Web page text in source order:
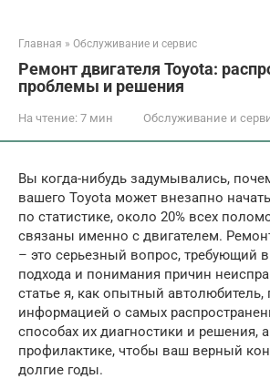
Главная » Обслуживание и сервис
Ремонт двигателя Toyota:
проблемы и решения
На чтение: 7 мин Обслуживание и
Вы когда-нибудь задумывались,
вашего Toyota может внезапно
по статистике, около 20% всех
связаны именно с двигателем.
– это серьезный вопрос, требующий
подхода и понимания причин
статье я, как опытный
информацией о самых
способах их диагностики и решения,
профилактике, чтобы ваш верный
долгие годы.